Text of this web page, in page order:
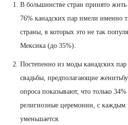
В большинстве стран принято
76% канадских пар имели именно
страны, в которых это не так
Мексика (до 35%).
Постепенно из моды канадских
свадьбы, предполагающие женитьбу
опроса показывают, что только
религиозные церемонии, с каждым
уменьшается.